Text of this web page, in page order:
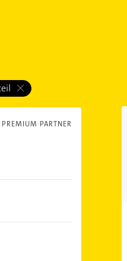
PREMIUM PARTNER